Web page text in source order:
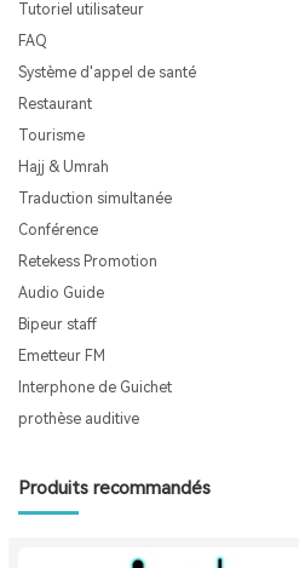
Tutoriel utilisateur
FAQ
Système d'appel de santé
Restaurant
Tourisme
Hajj & Umrah
Traduction simultanée
Conférence
Retekess Promotion
Audio Guide
Bipeur staff
Emetteur FM
Interphone de Guichet
prothèse auditive
Produits recommandés